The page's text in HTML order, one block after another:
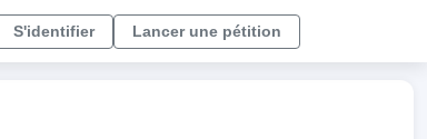
S'identifier Lancer une pétition